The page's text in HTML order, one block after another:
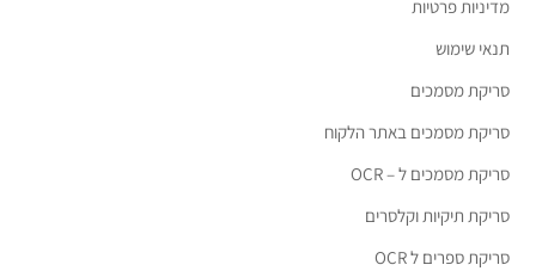
מדיניות פרטיות
תנאי שימוש
סריקת מסמכים
סריקת מסמכים באתר הלקוח
סריקת מסמכים ל – OCR
סריקת תיקיות וקלסרים
סריקת ספרים ל OCR